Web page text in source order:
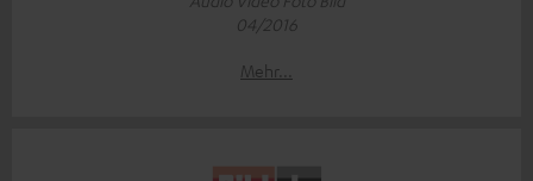
04/2016
Mehr...